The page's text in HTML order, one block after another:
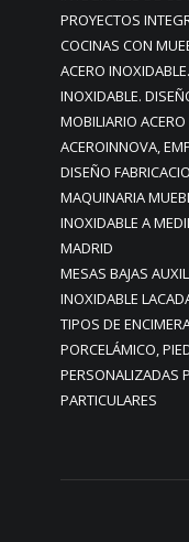
PROYECTOS
COCINAS CON
ACERO
INOXIDABLE.
MOBILIARIO
ACEROINNOVA,
DISEÑO
MAQUINARIA
INOXIDABLE A
MADRID
MESAS BAJAS
INOXIDABLE
TIPOS DE
PORCELÁMICO,
PERSONALIZADAS
PARTICULARES